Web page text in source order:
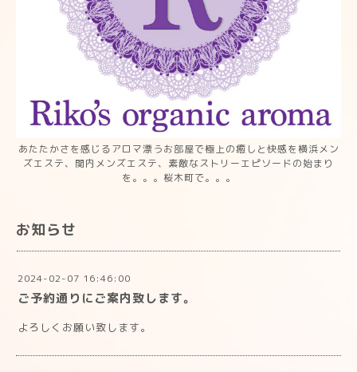
あたたかさを感じるアロマ漂うお部屋で極上の癒しと快感を横浜メン
ズエステ、関内メンズエステ、素敵なストリーエピソードの始まり
を。。。桜木町で。。。
お知らせ
2024-02-07 16:46:00
ご予約通りにご案内致します。
よろしくお願い致します。